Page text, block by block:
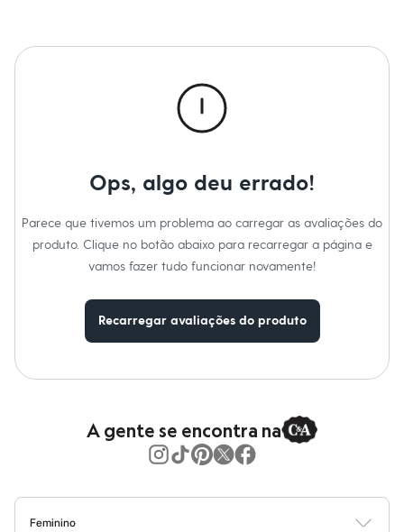
Maiôs
Saídas de praia
Moda esportiva
Vestidos
Masculino
Em alta
Dia dos Pais
Calças
Camisetas e Regatas
Cintos
Carteiras
Óculos
Cuidados com a peca:
Lavar à temperatura máxima de 40ºC.
Não secar em secadora.
Secar na vertical.
Passar a temperatura média.
Lavar a seco.
Black.
Ops, algo deu errado!
Parece que tivemos um problema ao carregar as avaliações do
produto. Clique no botão abaixo para recarregar a página e
vamos fazer tudo funcionar novamente!
Recarregar avaliações do produto
A gente se encontra na
Feminino